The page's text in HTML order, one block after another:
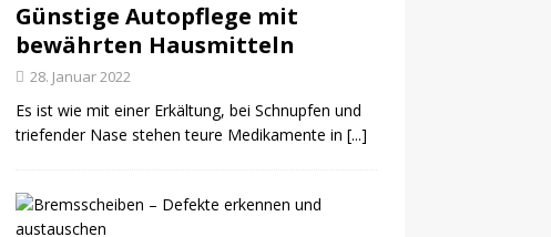
Günstige Autopflege mit
bewährten Hausmitteln
28. Januar 2022
Es ist wie mit einer Erkältung, bei Schnupfen und
triefender Nase stehen teure Medikamente in [...]